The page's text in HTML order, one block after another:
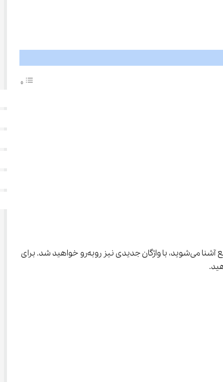
ارائه شده است. در این درس علاوه بر این که با فعل مضارع سوم شخص جمع آشنا می‌شوید، با واژگان جدیدی نیز رو‌به‌رو خواهید شد. برای